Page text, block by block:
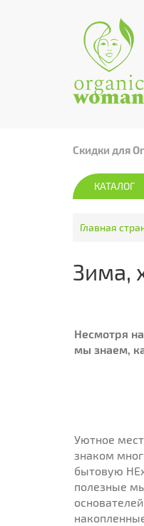
Скидки для
КАТАЛОГ
Главная
Зима,
Несмотря
мы знаем,
Уютное
знаком
бытовую
полезные